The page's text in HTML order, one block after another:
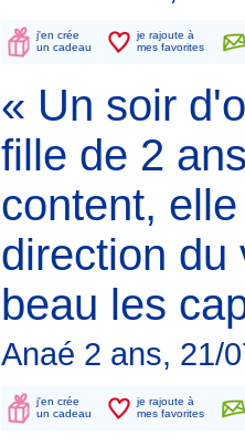
j'en crée
un cadeau
je rajoute à
mes favorites
« Un soir
fille de 2
content,
direction du
beau les
Anaé 2 ans, 21/
j'en crée
un cadeau
je rajoute à
mes favorites